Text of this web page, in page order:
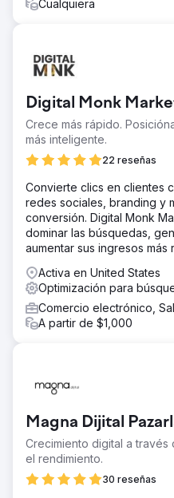
Cualquiera
Digital Monk
Crece más rápido.
más inteligente.
22 reseñas
Convierte clics en clientes
redes sociales, branding y
conversión. Digital Monk
dominar las búsquedas,
aumentar sus ingresos
Activa en United States
Optimización para
Comercio electrónico,
A partir de $1,000
Magna Dijital
Crecimiento digital a través
el rendimiento.
30 reseñas